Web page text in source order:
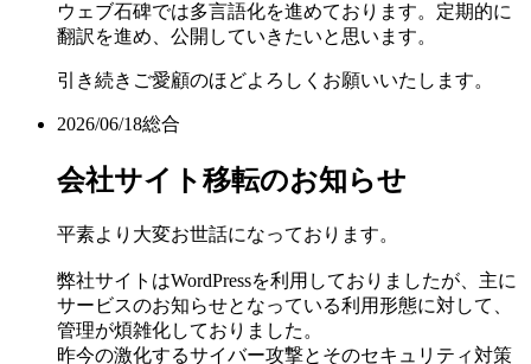
ウェブ石碑では多言語化を進めております。定期的に
翻訳を進め、公開していきたいと思います。
引き続きご愛顧のほどよろしくお願いいたします。
2026/06/18総合
会社サイト移転のお知らせ
平素より大変お世話になっております。
弊社サイトはWordPressを利用しておりましたが、主に
サービスのお知らせとなっている利用形態に対して、
管理が煩雑化しておりました。
昨今の激化するサイバー攻撃とそのセキュリティ対策